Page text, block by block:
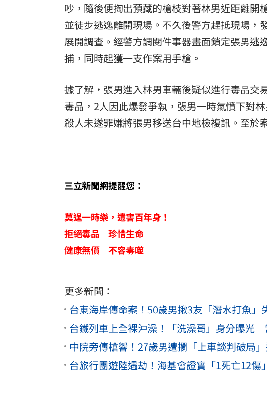
吵，隨後便掏出預藏的槍枝對著林男近距離開
並徒步逃逸離開現場。不久後警方趕抵現場，
展開調查。經警方調閱件事器畫面鎖定張男逃
捕，同時起獲一支作案用手槍。
據了解，張男進入林男車輛後疑似進行毒品交
毒品，2人因此爆發爭執，張男一時氣憤下對
殺人未遂罪嫌將張男移送台中地檢複訊。至於
三立新聞網提醒您：
莫逞一時樂，遺害百年身！
拒絕毒品 珍惜生命
健康無價 不容毒噬
更多新聞：
台東海岸傳命案！50歲男揪3友「潛水打魚
台鐵列車上全裸沖澡！「洗澡哥」身分曝光
中院旁傳槍響！27歲男遭攔「上車談判破局
台旅行團遊陸遇劫！海基會證實「1死亡12